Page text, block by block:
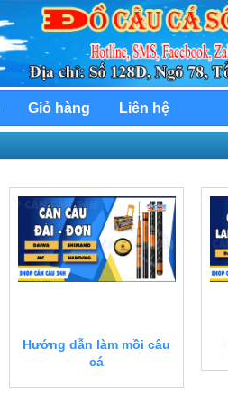
Giỏ hàng Liên hệ
Hướng dẫn làm mồi câu
cá